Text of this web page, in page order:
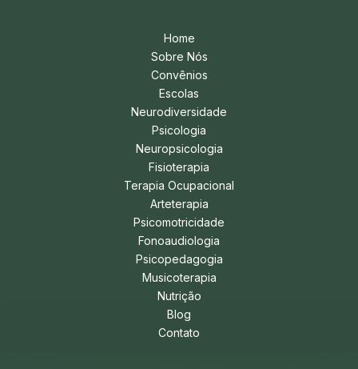
Home
Sobre Nós
Convênios
Escolas
Neurodiversidade
Psicologia
Neuropsicologia
Fisioterapia
Terapia Ocupacional
Arteterapia
Psicomotricidade
Fonoaudiologia
Psicopedagogia
Musicoterapia
Nutrição
Blog
Contato